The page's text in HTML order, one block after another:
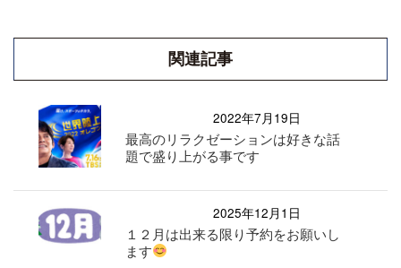
関連記事
2022年7月19日
最高のリラクゼーションは好きな話
題で盛り上がる事です
2025年12月1日
１２月は出来る限り予約をお願いし
ます